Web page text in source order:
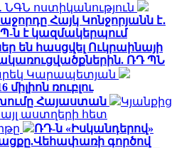
ՆԳՆ ոստիկանություն
Հայկ Կոնջորյանն է․
ն է կազմակերպում
են հասցվել Ուկրաինայի
ՌԴ ՊՆ
Կարապետյան
միլիոն ռուբլու
Հայաստան
Կյանքից
աստղերի հետ
ՌԴ-ն «Իսկանդերով»
գործով